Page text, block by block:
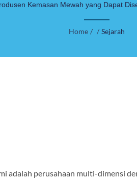
Kemasan Mewah yang Dapat
Home / / Sejarah
adalah perusahaan multi-dimensi